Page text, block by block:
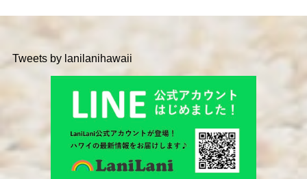
Tweets by lanilanihawaii